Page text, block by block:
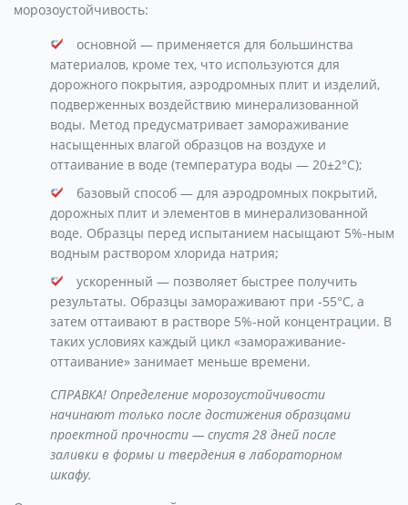
морозоустойчивость:
основной — применяется для большинства
материалов, кроме тех, что используются для
дорожного покрытия, аэродромных плит и изделий,
подверженных воздействию минерализованной
воды. Метод предусматривает замораживание
насыщенных влагой образцов на воздухе и
оттаивание в воде (температура воды — 20±2°С);
базовый способ — для аэродромных покрытий,
дорожных плит и элементов в минерализованной
воде. Образцы перед испытанием насыщают 5%-ным
водным раствором хлорида натрия;
ускоренный — позволяет быстрее получить
результаты. Образцы замораживают при -55°C, а
затем оттаивают в растворе 5%-ной концентрации. В
таких условиях каждый цикл «замораживание-
оттаивание» занимает меньше времени.
СПРАВКА! Определение морозоустойчивости
начинают только после достижения образцами
проектной прочности — спустя 28 дней после
заливки в формы и твердения в лабораторном
шкафу.